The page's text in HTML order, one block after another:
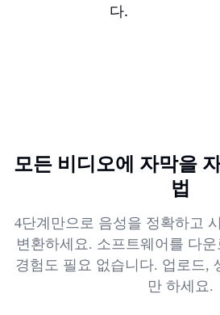
다.
모든 비디오에 자막을
법
4단계만으로 음성을 정확하고
변환하세요. 소프트웨어를 다
경험도 필요 없습니다. 업로드,
만 하세요.